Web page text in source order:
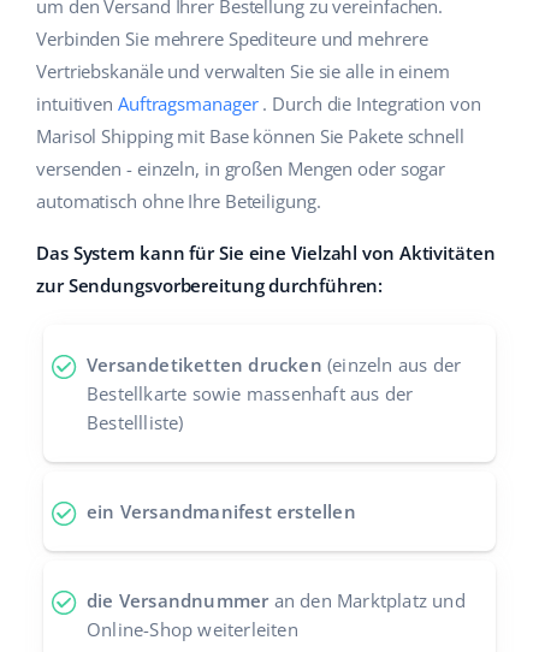
Marktplatz-Manager
Workflow-Automatisierung
Versandmanagement
Preisautomatisierung
KI für E-Commerce
Ecosystem
Base Analytics
Base Connect
Produkte für Kinder
Elektronik
Autoteile
Health & Beauty
Hilfe
Akademie
Marketplace Ebook
Blog
Dienstleistungen
Base.com Audit
Vorteilsrechner
english (GB)
english (IN)
čeština
deutsch
Ελληνικά
español (AR)
español (MX)
Français
Italiano
português (BR)
um den Versand Ihrer Bestellung zu vereinfachen.
Verbinden Sie mehrere Spediteure und mehrere
Vertriebskanäle und verwalten Sie sie alle in einem
intuitiven Auftragsmanager. Durch die Integration von
Marisol Shipping mit Base können Sie Pakete schnell
versenden - einzeln, in großen Mengen oder sogar
automatisch ohne Ihre Beteiligung.
Das System kann für Sie eine Vielzahl von Aktivitäten
zur Sendungsvorbereitung durchführen:
Versandetiketten drucken (einzeln aus der
Bestellkarte sowie massenhaft aus der
Bestellliste)
ein Versandmanifest erstellen
die Versandnummer an den Marktplatz und
Online-Shop weiterleiten